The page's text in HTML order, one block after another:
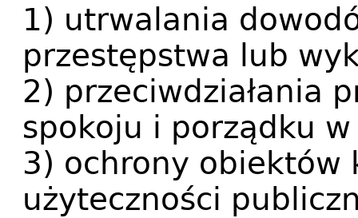
1) utrwalania
przestępstwa lub
2) przeciwdziałania
spokoju i porządku
3) ochrony obiektów
użyteczności